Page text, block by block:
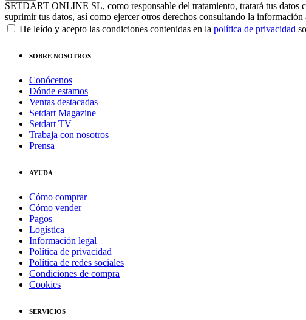
SETDART ONLINE SL, como responsable del tratamiento, tratará tus datos
suprimir tus datos, así como ejercer otros derechos consultando la
He leído y acepto las condiciones contenidas en la política de privacidad
SOBRE NOSOTROS
Conócenos
Dónde estamos
Ventas destacadas
Setdart Magazine
Setdart TV
Trabaja con nosotros
Prensa
AYUDA
Cómo comprar
Cómo vender
Pagos
Logística
Información legal
Política de privacidad
Política de redes sociales
Condiciones de compra
Cookies
SERVICIOS